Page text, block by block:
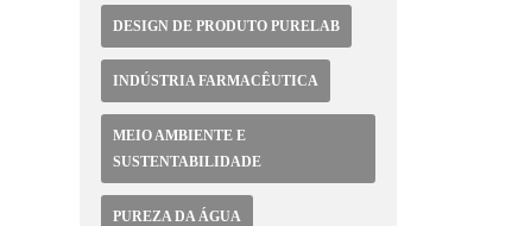
DESIGN DE PRODUTO PURELAB
INDÚSTRIA FARMACÊUTICA
MEIO AMBIENTE E
SUSTENTABILIDADE
PUREZA DA ÁGUA